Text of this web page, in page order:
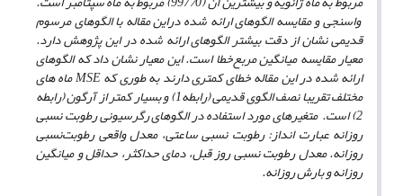
واسنجی و مقایسه الگوهای ارائه شده دراین مقاله با الگوهای مرسوم
قدیمی نشان از دقت بیشتر الگوهای ارائه شده در این پژوهش دارد.
معیار مقایسه میانگین مربع‌خطا است.این معیار نشان داد که الگوهای
ارائه شده در این مقاله خطای کمتری دارند به طوری کهMSEماه های
مختلف تقریبا نصف الگوی قدیمی (رابطه1) و بسیار کمتر از آرگون (رابطه
2) است. متغیرهای مورد استفاده در الگوهای رگرسیونی رطوبت نسبی
روزانه عبارت انداز: رطوبت نسبی ساعتی، معدل واقعی رطوبت‌نسبی
روزانه. معدل رطوبت نسبی روز قبل، دمای حداکثر، حداقل و میانگین
روزانه و بارش روزانه.